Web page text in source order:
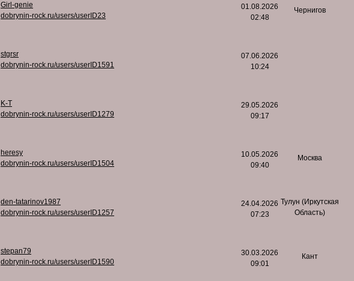
Girl-genie
dobrynin-rock.ru/users/userID23
01.08.2026
02:48
Чернигов
stgrsr
dobrynin-rock.ru/users/userID1591
07.06.2026
10:24
K-T
dobrynin-rock.ru/users/userID1279
29.05.2026
09:17
heresy
dobrynin-rock.ru/users/userID1504
10.05.2026
09:40
Москва
den-tatarinov1987
dobrynin-rock.ru/users/userID1257
24.04.2026
07:23
Тулун (Иркутская
Область)
stepan79
dobrynin-rock.ru/users/userID1590
30.03.2026
09:01
Кант